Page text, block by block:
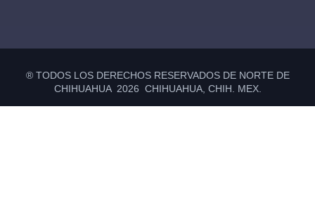
® TODOS LOS DERECHOS RESERVADOS DE NORTE DE
CHIHUAHUA 2026 CHIHUAHUA, CHIH. MEX.